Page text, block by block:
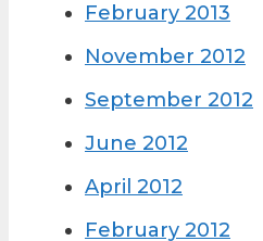
February 2013
November 2012
September 2012
June 2012
April 2012
February 2012